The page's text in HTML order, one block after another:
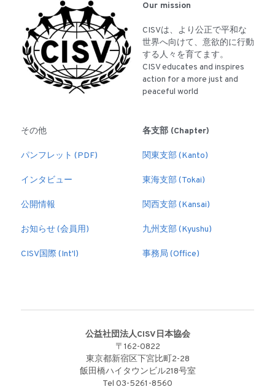
Our mission
CISVは、より公正で平和な
世界へ向けて、意欲的に行動
する人々を育てます。
CISV educates and inspires
action for a more just and
peaceful world
その他
パンフレット (PDF)
インタビュー
公開情報
お知らせ (会員用)
CISV国際 (Int'l)
各支部 (Chapter)
関東支部 (Kanto)
東海支部 (Tokai)
関西支部 (Kansai)
九州支部 (Kyushu)
事務局 (Office)
公益社団法人CISV日本協会
〒162-0822
東京都新宿区下宮比町2-28
飯田橋ハイタウンビル218号室
Tel 03-5261-8560